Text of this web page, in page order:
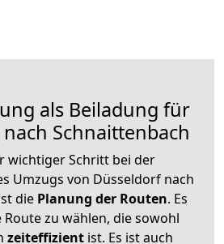
als Beiladung für
Schnaittenbach
wichtiger Schritt bei der
Umzugs von Düsseldorf nach
diePlanung der Routen. Es
zu wählen, die sowohl
zeiteffizientist. Es ist auch